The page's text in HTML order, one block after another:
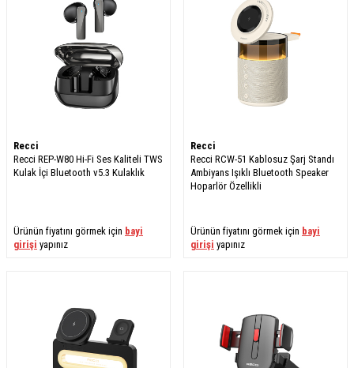
Recci
Recci REP-W80 Hi-Fi Ses Kaliteli TWS
Kulak İçi Bluetooth v5.3 Kulaklık
Ürünün fiyatını görmek için bayi
girişi yapınız
Recci
Recci RCW-51 Kablosuz Şarj Standı
Ambiyans Işıklı Bluetooth Speaker
Hoparlör Özellikli
Ürünün fiyatını görmek için bayi
girişi yapınız